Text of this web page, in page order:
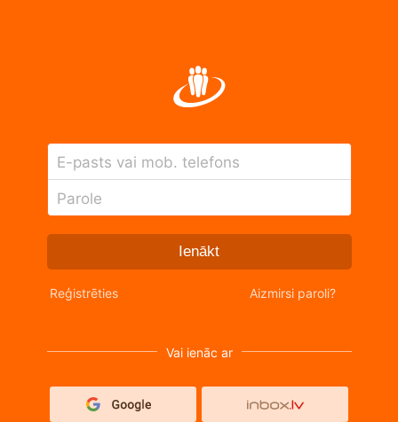
E-pasts vai mob. telefons
Parole
Ienākt
Reģistrēties Aizmirsi paroli?
Vai ienāc ar